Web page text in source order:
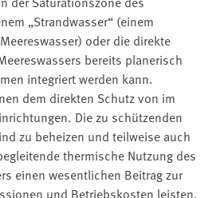
„Strandwasser“ (einem
oder die direkte
bereits planerisch
integriert werden kann.
dem direkten Schutz von im
Die zu schützenden
zu beheizen und teilweise auch
thermische Nutzung des
einen wesentlichen Beitrag zur
und Betriebskosten leisten.